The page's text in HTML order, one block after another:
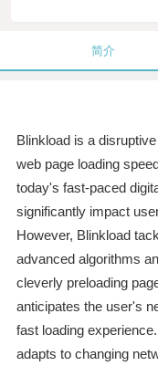
简介
Blinkload is a
web page loading
today's fast-paced
significantly impact
However, Blinkload
advanced algorithms
cleverly preloading
anticipates the user's
fast loading
adapts to changing